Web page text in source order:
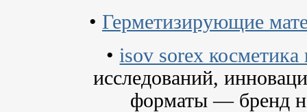
• Герметизирующие
• isov sorex косметика
исследований,
форматы — бренд